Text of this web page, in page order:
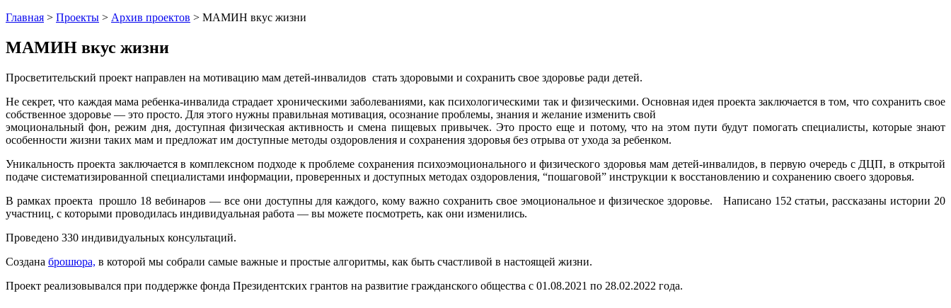
Главная > Проекты > Архив проектов > МАМИН вкус жизни
МАМИН вкус жизни
Просветительский проект направлен на мотивацию мам детей-инвалидов стать здоровыми и сохранить свое здоровье ради детей.
Не секрет, что каждая мама ребенка-инвалида страдает хроническими заболеваниями, как психологическими так и физическими. Основная идея проекта заключается в том, что сохранить свое
собственное здоровье — это просто. Для этого нужны правильная мотивация, осознание проблемы, знания и желание изменить свой
эмоциональный фон, режим дня, доступная физическая активность и смена пищевых привычек. Это просто еще и потому, что на этом пути будут помогать специалисты, которые знают
особенности жизни таких мам и предложат им доступные методы оздоровления и сохранения здоровья без отрыва от ухода за ребенком.
Уникальность проекта заключается в комплексном подходе к проблеме сохранения психоэмоционального и физического здоровья мам детей-инвалидов, в первую очередь с ДЦП, в открытой
подаче систематизированной специалистами информации, проверенных и доступных методах оздоровления, “пошаговой” инструкции к восстановлению и сохранению своего здоровья.
В рамках проекта прошло 18 вебинаров — все они доступны для каждого, кому важно сохранить свое эмоциональное и физическое здоровье. Написано 152 статьи, рассказаны истории 20
участниц, с которыми проводилась индивидуальная работа — вы можете посмотреть, как они изменились.
Проведено 330 индивидуальных консультаций.
Создана брошюра, в которой мы собрали самые важные и простые алгоритмы, как быть счастливой в настоящей жизни.
Проект реализовывался при поддержке фонда Президентских грантов на развитие гражданского общества с 01.08.2021 по 28.02.2022 года.